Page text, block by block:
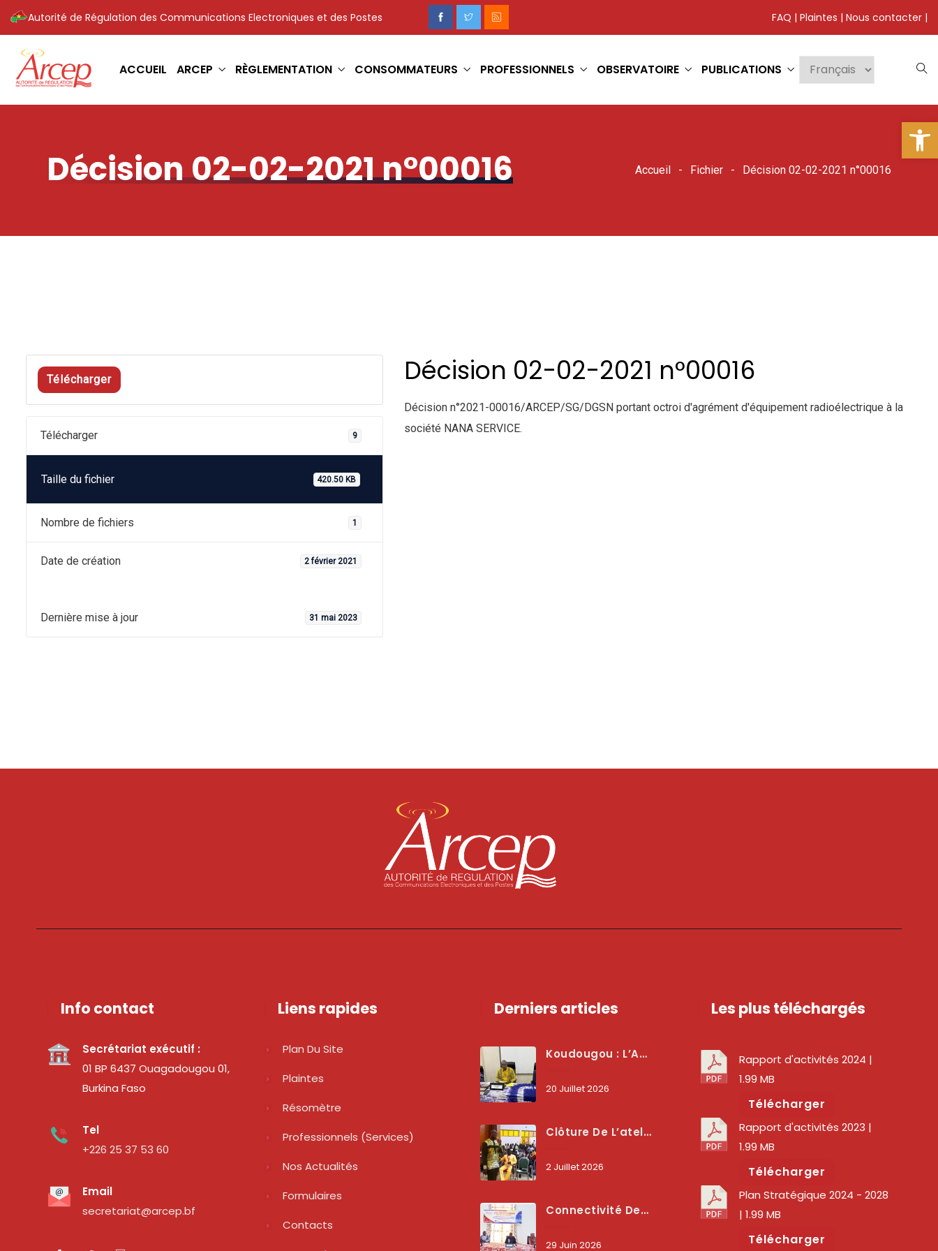
Autorité de Régulation des Communications Electroniques et des Postes FAQ | Plaintes | Nous contacter |
ACCUEIL ARCEP RÈGLEMENTATION CONSOMMATEURS PROFESSIONNELS OBSERVATOIRE PUBLICATIONS
Décision 02-02-2021 n°00016 Accueil Fichier Décision 02-02-2021 n°00016
Télécharger
Télécharger 9
Taille du fichier 420.50 KB
Nombre de fichiers 1
Date de création 2 février 2021
Dernière mise à jour 31 mai 2023
Décision 02-02-2021 n°00016
Décision n°2021-00016/ARCEP/SG/DGSN portant octroi d'agrément d'équipement radioélectrique à la
société NANA SERVICE.
Info contact
Secrétariat exécutif :
01 BP 6437 Ouagadougou 01,
Burkina Faso
Tel
+226 25 37 53 60
Email
secretariat@arcep.bf
Liens rapides
Plan Du Site
Plaintes
Résomètre
Professionnels (services)
Nos Actualités
Formulaires
Contacts
Derniers articles
Koudougou : L’ARCEP Renforce Le Dialogue Avec Les Associations De Consommateurs Pour Mieux Protéger Les Usagers
20 Juillet 2026
Clôture De L’atelier National : L’ARCEP Et Les Collectivités Territoriales Consolident Leur Partenariat Pour Booster La Qualité Des Services Numériques
2 Juillet 2026
Connectivité Des Territoires : L’ARCEP Et Les Collectivités Territoriales Scellent Un Pacte Stratégique À Bobo-Dioulasso Pour Booster La Qualité Des Réseaux
29 Juin 2026
Les plus téléchargés
Rapport d'activités 2024 |
1.99 MB
Télécharger
Rapport d'activités 2023 |
1.99 MB
Télécharger
Plan Stratégique 2024 - 2028
| 1.99 MB
Télécharger